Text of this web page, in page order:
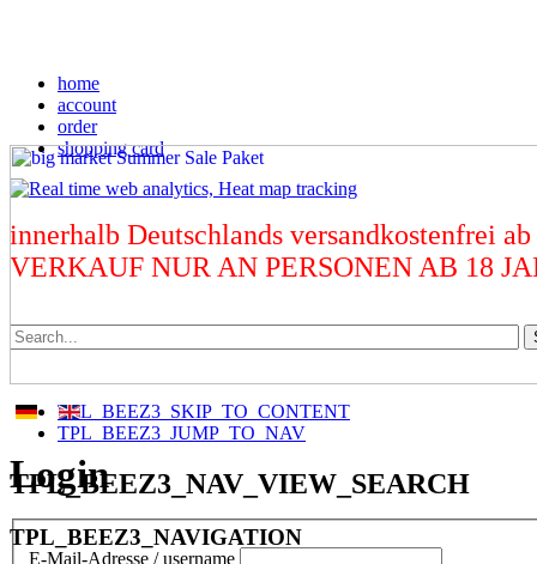
home
account
order
shopping card
innerhalb Deutschlands versandkostenfrei
VERKAUF NUR AN PERSONEN AB 18
TPL_BEEZ3_SKIP_TO_CONTENT
TPL_BEEZ3_JUMP_TO_NAV
TPL_BEEZ3_NAV_VIEW_SEARCH
TPL_BEEZ3_NAVIGATION
Login
E-Mail-Adresse / username